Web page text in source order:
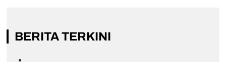
BERITA TERKINI